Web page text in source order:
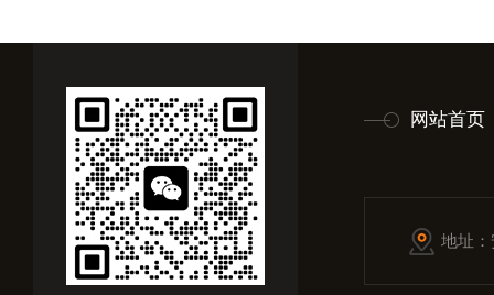
网站首页
地址